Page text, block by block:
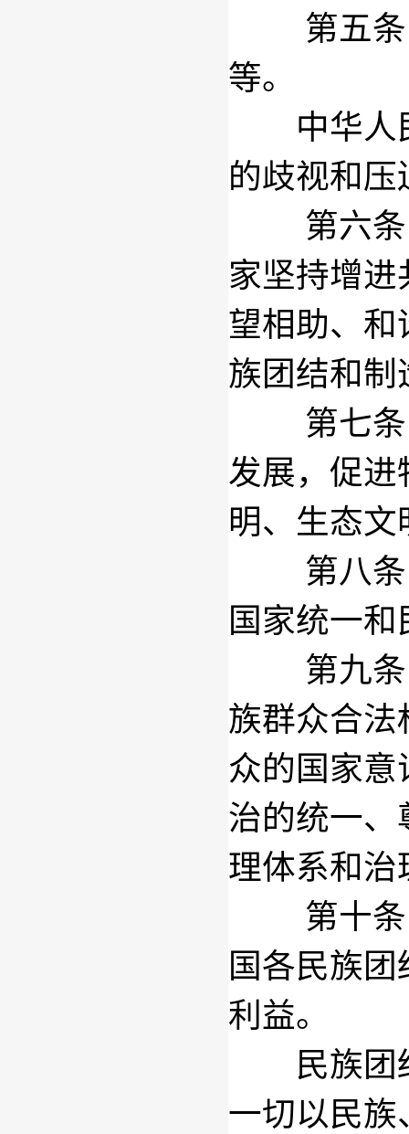
第五条
等。
中华人民
的歧视和压
第六条
家坚持增
望相助、和
族团结和制
第七条
发展，促进
明、生态
第八条
国家统一
第九条
族群众合法
众的国家
治的统一、
理体系和治
第十条
国各民族
利益。
民族团结
一切以民族